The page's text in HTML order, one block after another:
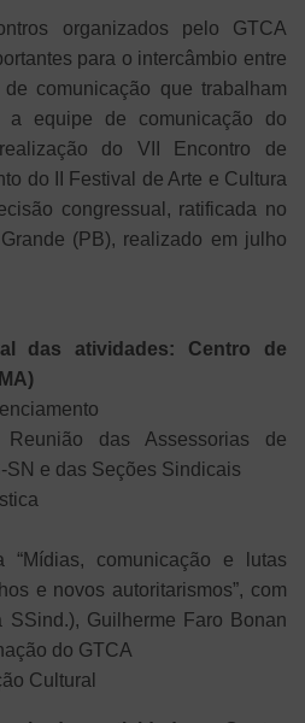
organizados pelo GTCA
para o intercâmbio entre
comunicação que trabalham
equipe de comunicação do
do VII Encontro de
do II Festival de Arte e Cultura
congressual, ratificada no
(PB), realizado em julho
das atividades: Centro de
das Assessorias de
e das Seções Sindicais
comunicação e lutas
e novos autoritarismos”, com
SSind.), Guilherme Faro Bonan
do GTCA
Cultural